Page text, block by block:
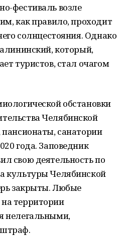
фестиваль возле
как правило, проходит
солнцестояния. Однако
который,
туристов, стал очагом
обстановки
Челябинской
санатории
года. Заповедник
свою деятельность по
культуры Челябинской
закрыты. Любые
территории
нелегальными,